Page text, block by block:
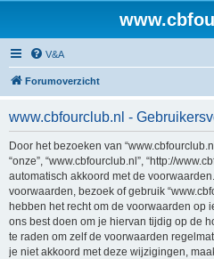
V&A
Forumoverzicht
www.cbfourclub.nl -
Door het bezoeken van
“onze”, “www.cbfourclub.nl”, “http://
automatisch akkoord met de
voorwaarden, bezoek of gebruik
hebben het recht om de voorwaarden op
ons best doen om je hiervan tijdig op de
te raden om zelf de voorwaarden
je niet akkoord met deze wijzigingen,